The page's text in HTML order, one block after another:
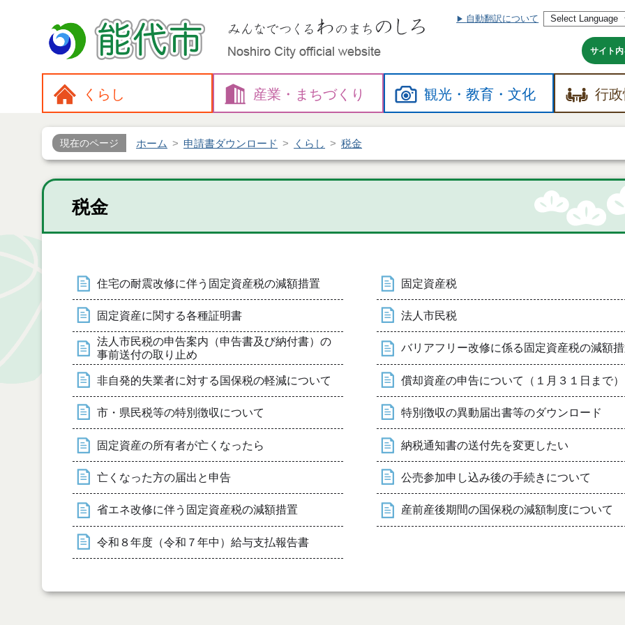
自動翻訳について
サイト
くらし 産業・ まちづくり 観光・教育・文化 行
現在のページ ホーム 申請書ダウンロード くらし 税金
税金
住宅の耐震改修に伴う固定資産税の減額措置 固定資産税
固定資産に関する各種証明書 法人市民税
法人市民税の申告案内（申告書及び納付書）の
事前送付の取り止め
バリアフリー改修に係る固定資産税の減額
非自発的失業者に対する国保税の軽減について 償却資産の申告について（１月３１日まで）
市・県民税等の特別徴収について 特別徴収の異動届出書等のダウンロード
固定資産の所有者が亡くなったら 納税通知書の送付先を変更したい
亡くなった方の届出と申告 公売参加申し込み後の手続きについて
省エネ改修に伴う固定資産税の減額措置 産前産後期間の国保税の減額制度について
令和８年度（令和７年中）給与支払報告書